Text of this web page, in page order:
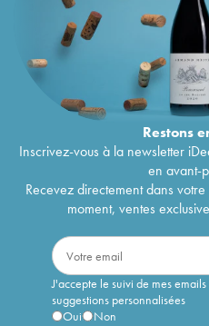
Restons
Inscrivez-vous à la newsletter
en avant-
Recevez directement dans
moment, ventes
J'accepte le suivi de mes
suggestions personnalisées
Oui
Non